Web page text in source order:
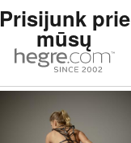
svetainė pasaulyje
Prisijunk prie
mūsų